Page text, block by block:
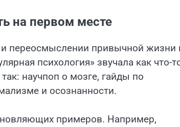
на первом месте
и переосмыслении привычной жизни
психология» звучала как что-
научпоп о мозге, гайды по
и осознанности.
примеров. Например,